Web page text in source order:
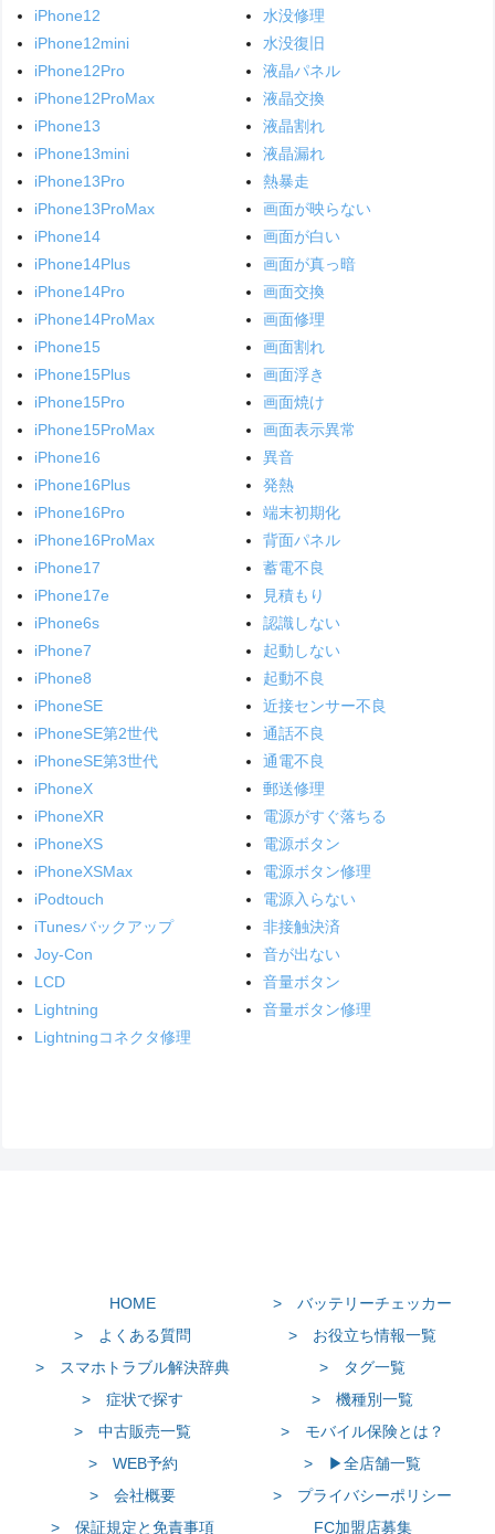
iPhone12
iPhone12mini
iPhone12Pro
iPhone12ProMax
iPhone13
iPhone13mini
iPhone13Pro
iPhone13ProMax
iPhone14
iPhone14Plus
iPhone14Pro
iPhone14ProMax
iPhone15
iPhone15Plus
iPhone15Pro
iPhone15ProMax
iPhone16
iPhone16Plus
iPhone16Pro
iPhone16ProMax
iPhone17
iPhone17e
iPhone6s
iPhone7
iPhone8
iPhoneSE
iPhoneSE第2世代
iPhoneSE第3世代
iPhoneX
iPhoneXR
iPhoneXS
iPhoneXSMax
iPodtouch
iTunesバックアップ
Joy-Con
LCD
Lightning
Lightningコネクタ修理
水没修理
水没復旧
液晶パネル
液晶交換
液晶割れ
液晶漏れ
熱暴走
画面が映らない
画面が白い
画面が真っ暗
画面交換
画面修理
画面割れ
画面浮き
画面焼け
画面表示異常
異音
発熱
端末初期化
背面パネル
蓄電不良
見積もり
認識しない
起動しない
起動不良
近接センサー不良
通話不良
通電不良
郵送修理
電源がすぐ落ちる
電源ボタン
電源ボタン修理
電源入らない
非接触決済
音が出ない
音量ボタン
音量ボタン修理
HOME
> バッテリーチェッカー
> よくある質問
> お役立ち情報一覧
> スマホトラブル解決辞典
> タグ一覧
> 症状で探す
> 機種別一覧
> 中古販売一覧
> モバイル保険とは？
> WEB予約
> ▶全店舗一覧
> 会社概要
> プライバシーポリシー
> 保証規定と免責事項
FC加盟店募集